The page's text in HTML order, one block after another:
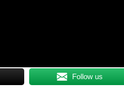
Follow us